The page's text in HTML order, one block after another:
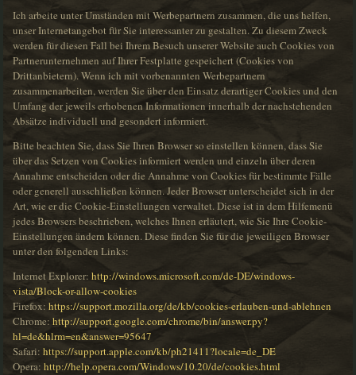
Ich arbeite unter Umständen mit Werbepartnern zusammen, die uns helfen,
unser Internetangebot für Sie interessanter zu gestalten. Zu diesem Zweck
werden für diesen Fall bei Ihrem Besuch unserer Website auch Cookies von
Partnerunternehmen auf Ihrer Festplatte gespeichert (Cookies von
Drittanbietern). Wenn ich mit vorbenannten Werbepartnern
zusammenarbeiten, werden Sie über den Einsatz derartiger Cookies und den
Umfang der jeweils erhobenen Informationen innerhalb der nachstehenden
Absätze individuell und gesondert informiert.
Bitte beachten Sie, dass Sie Ihren Browser so einstellen können, dass Sie
über das Setzen von Cookies informiert werden und einzeln über deren
Annahme entscheiden oder die Annahme von Cookies für bestimmte Fälle
oder generell ausschließen können. Jeder Browser unterscheidet sich in der
Art, wie er die Cookie-Einstellungen verwaltet. Diese ist in dem Hilfemenü
jedes Browsers beschrieben, welches Ihnen erläutert, wie Sie Ihre Cookie-
Einstellungen ändern können. Diese finden Sie für die jeweiligen Browser
unter den folgenden Links:
Internet Explorer:http://windows.microsoft.com/de-DE/windows-
vista/Block-or-allow-cookies
Firefox:https://support.mozilla.org/de/kb/cookies-erlauben-und-ablehnen
Chrome:http://support.google.com/chrome/bin/answer.py?
hl=de&hlrm=en&answer=95647
Safari:https://support.apple.com/kb/ph21411?locale=de_DE
Opera:http://help.opera.com/Windows/10.20/de/cookies.html